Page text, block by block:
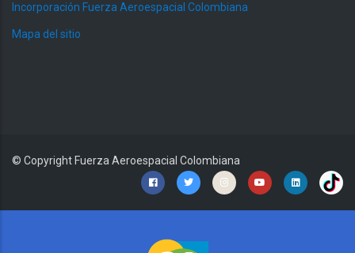
Incorporación Fuerza Aeroespacial Colombiana
Mapa del sitio
© Copyright Fuerza Aeroespacial Colombiana